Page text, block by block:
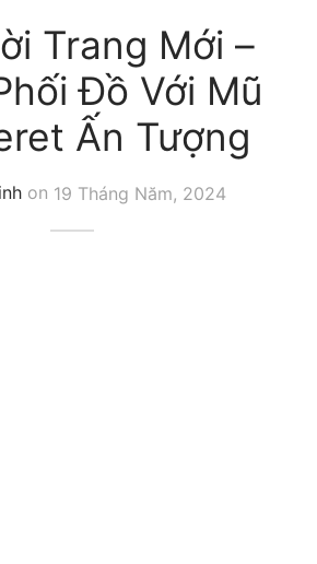
Trang Mới –
Đồ Với Mũ
Ấn Tượng
on 19 Tháng Năm, 2024